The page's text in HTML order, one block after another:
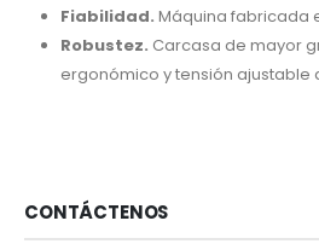
Fiabilidad. Máquina fabricada
Robustez. Carcasa de mayor
ergonómico y tensión ajustable
CONTÁCTENOS